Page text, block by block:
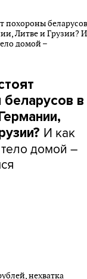
в
И как
домой –